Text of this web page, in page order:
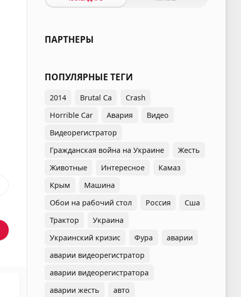
ПАРТНЕРЫ
ПОПУЛЯРНЫЕ ТЕГИ
2014 Brutal Ca
Crash
Horrible Car
Авария
Видео
Видеорегистратор
Гражданская война на Украине
Жесть
Животные
Интересное
Камаз
Крым
Машина
Обои на рабочий стол
Россия
Сша
Трактор
Украина
Украинский кризис
Фура
аварии
аварии видеорегистратор
аварии видеорегистратора
аварии жесть
авто